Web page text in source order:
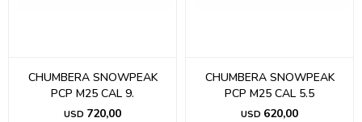
CHUMBERA SNOWPEAK
PCP M25 CAL 9.
USD 720,00
CHUMBERA SNOWPEAK
PCP M25 CAL 5.5
USD 620,00